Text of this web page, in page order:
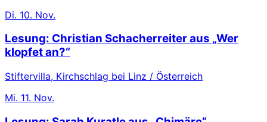
Di. 10. Nov.
Lesung: Christian Schacherreiter aus „Wer
klopfet an?“
Stiftervilla, Kirchschlag bei Linz / Österreich
Mi. 11. Nov.